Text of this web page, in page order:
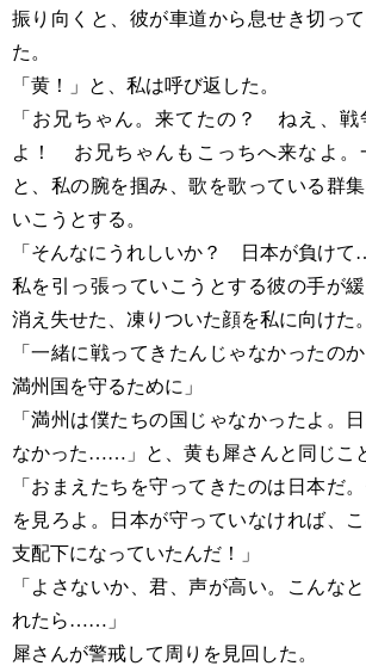
振り向くと、彼が車道から息せき切っ
た。
「黄！」と、私は呼び返した。
「お兄ちゃん。来てたの？ ねえ、戦
よ！ お兄ちゃんもこっちへ来なよ。
と、私の腕を掴み、歌を歌っている群
いこうとする。
「そんなにうれしいか？ 日本が負けて
私を引っ張っていこうとする彼の手が
消え失せた、凍りついた顔を私に向けた。
「一緒に戦ってきたんじゃなかったの
満州国を守るために」
「満州は僕たちの国じゃなかったよ。
なかった……」と、黄も犀さんと同じこ
「おまえたちを守ってきたのは日本だ
を見ろよ。日本が守っていなければ、
支配下になっていたんだ！」
「よさないか、君、声が高い。こんな
れたら……」
犀さんが警戒して周りを見回した。